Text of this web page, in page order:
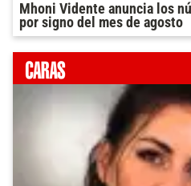
Mhoni Vidente anuncia los
por signo del mes de agosto